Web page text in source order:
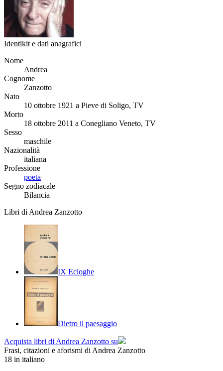
Identikit e dati anagrafici
Nome
Andrea
Cognome
Zanzotto
Nato
10 ottobre 1921 a Pieve di Soligo, TV
Morto
18 ottobre 2011 a Conegliano Veneto, TV
Sesso
maschile
Nazionalità
italiana
Professione
poeta
Segno zodiacale
Bilancia
Libri di Andrea Zanzotto
IX Ecloghe
Dietro il paesaggio
Acquista libri di Andrea Zanzotto su
Frasi, citazioni e aforismi di Andrea Zanzotto
18 in italiano